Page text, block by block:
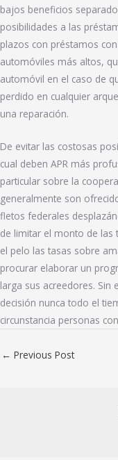
bajos beneficios
posibilidades a las
plazos con préstamos
automóviles más altos,
automóvil en el caso de
perdido en cualquier
una reparación.
De evitar las costosas
cual deben APR más
particular sobre la
generalmente son
fletos federales
de limitar el monto de las
el pelo las tasas sobre
procurar elaborar un
larga sus acreedores.
decisión nunca todo el
circunstancia personas
← Previous Post